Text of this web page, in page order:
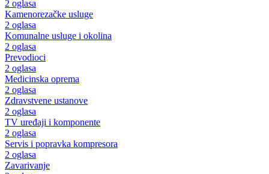
2 oglasa
Kamenorezačke usluge
2 oglasa
Komunalne usluge i okolina
2 oglasa
Prevodioci
2 oglasa
Medicinska oprema
2 oglasa
Zdravstvene ustanove
2 oglasa
TV uređaji i komponente
2 oglasa
Servis i popravka kompresora
2 oglasa
Zavarivanje